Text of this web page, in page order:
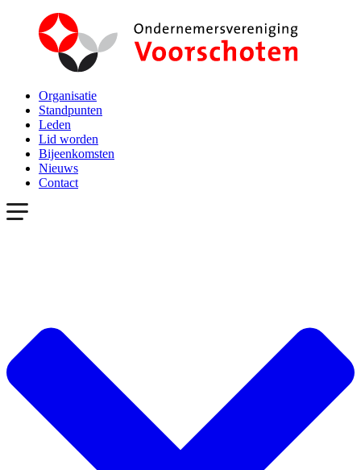
Organisatie
Standpunten
Leden
Lid worden
Bijeenkomsten
Nieuws
Contact